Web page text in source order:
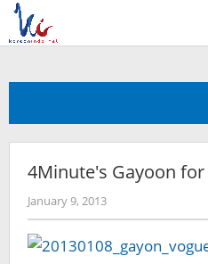
Skip
content
4Minute's Gayoon for
January 9, 2013by
Koreanindo